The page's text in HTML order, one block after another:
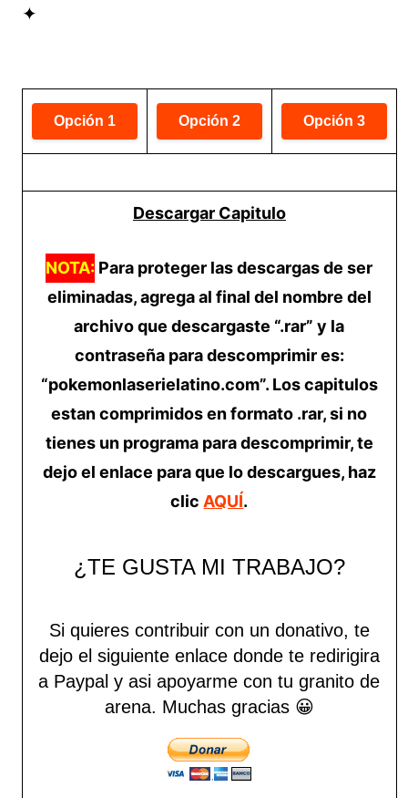
✦
Descargar Capitulo
NOTA: Para proteger las descargas de ser
eliminadas, agrega al final del nombre del
archivo que descargaste “.rar” y la
contraseña para descomprimir es:
“pokemonlaserielatino.com”. Los capitulos
estan comprimidos en formato .rar, si no
tienes un programa para descomprimir, te
dejo el enlace para que lo descargues, haz
clic AQUÍ.
¿TE GUSTA MI TRABAJO?
Si quieres contribuir con un donativo, te
dejo el siguiente enlace donde te redirigira
a Paypal y asi apoyarme con tu granito de
arena. Muchas gracias 😀